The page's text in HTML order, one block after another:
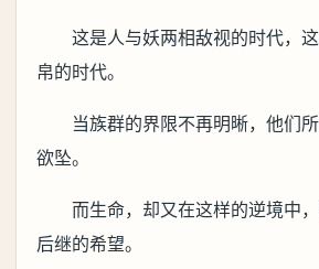
这是人与妖两相敌视的时代，
帛的时代。
当族群的界限不再明晰，他们
欲坠。
而生命，却又在这样的逆境中
后继的希望。